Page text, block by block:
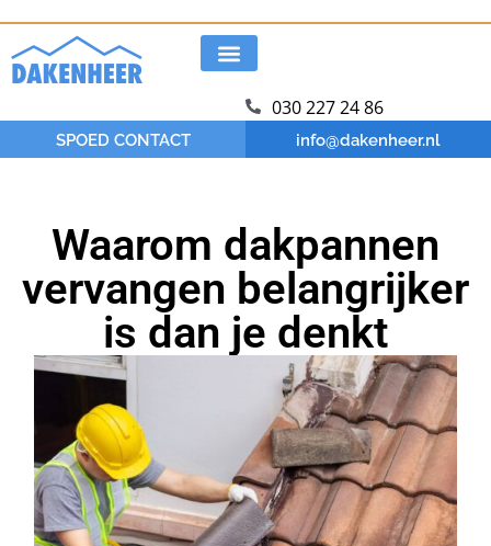
VCA Gediplomeerd
30 jaar ervaring
030 227 24 86
SPOED CONTACT info@dakenheer.nl
Waarom dakpannen
vervangen belangrijker
is dan je denkt